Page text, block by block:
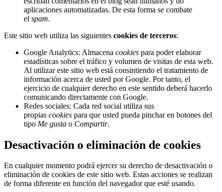
aplicaciones automatizadas. De esta forma se combate
el spam.
Este sitio web utiliza las siguientes cookies de terceros:
Google Analytics: Almacena cookies para poder elaborar
estadísticas sobre el tráfico y volumen de visitas de esta web.
Al utilizar este sitio web está consintiendo el tratamiento de
información acerca de usted por Google. Por tanto, el
ejercicio de cualquier derecho en este sentido deberá hacerlo
comunicando directamente con Google.
Redes sociales: Cada red social utiliza sus
propias cookies para que usted pueda pinchar en botones del
tipo Me gusta o Compartir.
Desactivación o eliminación de cookies
En cualquier momento podrá ejercer su derecho de desactivación o
eliminación de cookies de este sitio web. Estas acciones se realizan
de forma diferente en función del navegador que esté usando.